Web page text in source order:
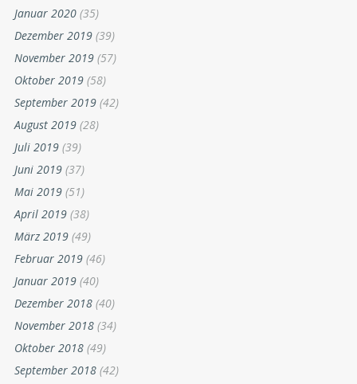
Januar 2020 (35)
Dezember 2019 (39)
November 2019 (57)
Oktober 2019 (58)
September 2019 (42)
August 2019 (28)
Juli 2019 (39)
Juni 2019 (37)
Mai 2019 (51)
April 2019 (38)
März 2019 (49)
Februar 2019 (46)
Januar 2019 (40)
Dezember 2018 (40)
November 2018 (34)
Oktober 2018 (49)
September 2018 (42)